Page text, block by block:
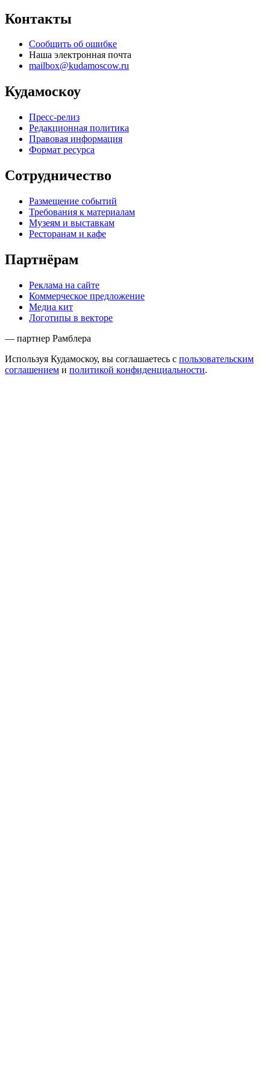
Контакты
Сообщить об ошибке
Наша электронная почта
mailbox@kudamoscow.ru
Кудамоскоу
Пресс-релиз
Редакционная политика
Правовая информация
Формат ресурса
Сотрудничество
Размещение событий
Требования к материалам
Музеям и выставкам
Ресторанам и кафе
Партнёрам
Реклама на сайте
Коммерческое предложение
Медиа кит
Логотипы в векторе
— партнер Рамблера
Используя Кудамоскоу, вы соглашаетесь с пользовательским
соглашением и политикой конфиденциальности.